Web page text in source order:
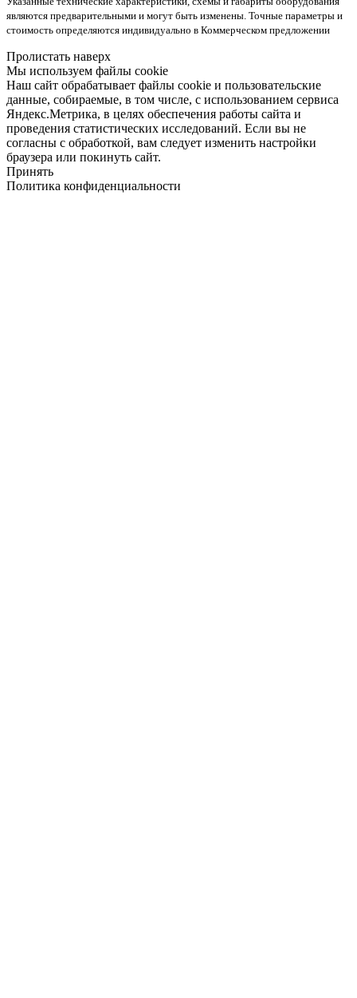
являются предварительными и могут быть изменены. Точные параметры и
стоимость определяются индивидуально в Коммерческом предложении
Пролистать наверх
Мы используем файлы cookie
Наш сайт обрабатывает файлы cookie и пользовательские
данные, собираемые, в том числе, с использованием сервиса
Яндекс.Метрика, в целях обеспечения работы сайта и
проведения статистических исследований. Если вы не
согласны с обработкой, вам следует изменить настройки
браузера или покинуть сайт.
Принять
Политика конфиденциальности